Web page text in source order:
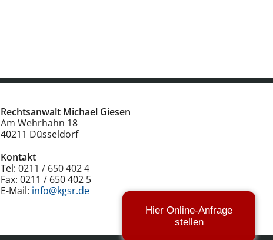
Rechtsanwalt Michael Giesen
Am Wehrhahn 18
40211 Düsseldorf
Kontakt
Tel:0211 / 650 402 4
Fax:0211 / 650 402 5
E-Mail: info@kgsr.de
Hier Online-Anfrage
stellen